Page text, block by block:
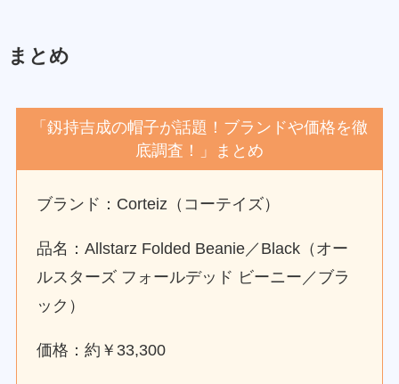
まとめ
「釼持吉成の帽子が話題！ブランドや価格を徹
底調査！」まとめ
ブランド：Corteiz（コーテイズ）
品名：Allstarz Folded Beanie／Black（オー
ルスターズ フォールデッド ビーニー／ブラ
ック）
価格：約￥33,300